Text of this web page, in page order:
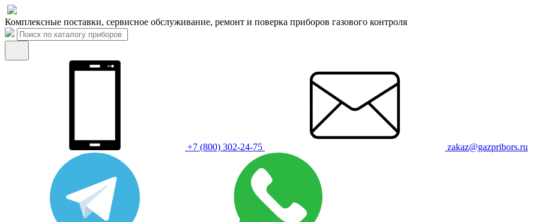
Комплексные поставки, сервисное обслуживание, ремонт и поверка приборов газового контроля
+7 (800) 302-24-75 zakaz@gazpribors.ru